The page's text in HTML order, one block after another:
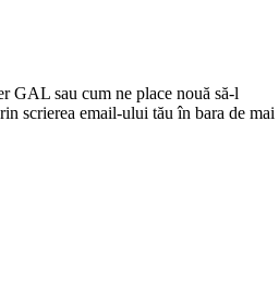
GAL sau cum ne place nouă să-l
scrierea email-ului tău în bara de mai